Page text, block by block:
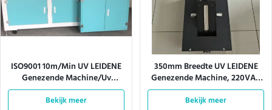
ISO9001 10m/Min UV LEIDENE
Genezende Machine/Uv
Geleide Vlek die Systeem
genezen
Bekijk meer
350mm Breedte UV LEIDENE
Genezende Machine, 220VAC
het Geleide Uv Genezen voor
Compensatiedruk
Bekijk meer